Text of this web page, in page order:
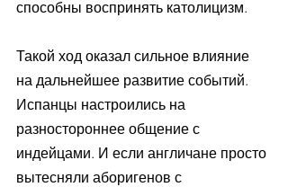
способны воспринять католицизм.
Такой ход оказал сильное влияние
на дальнейшее развитие событий.
Испанцы настроились на
разностороннее общение с
индейцами. И если англичане просто
вытесняли аборигенов с